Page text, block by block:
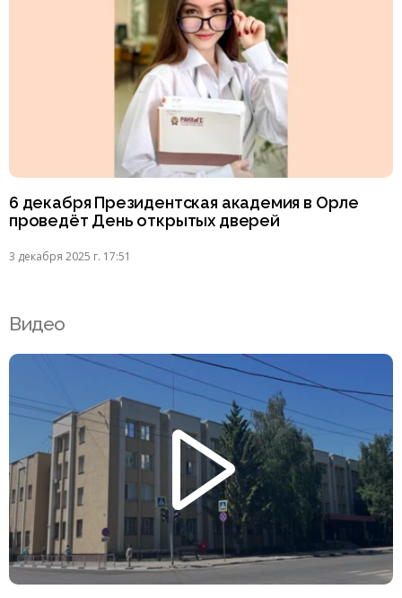
6 декабря Президентская академия в Орле
проведёт День открытых дверей
3 декабря 2025 г. 17:51
Видео